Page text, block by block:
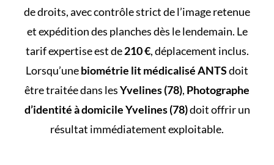
de droits, avec contrôle strict de l’image retenue
et expédition des planches dès le lendemain. Le
tarif expertise est de210 €, déplacement inclus.
Lorsqu’unebiométrie lit médicalisé ANTSdoit
être traitée dans lesYvelines (78), Photographe
d’identité à domicile Yvelines (78)doit offrir un
résultat immédiatement exploitable.